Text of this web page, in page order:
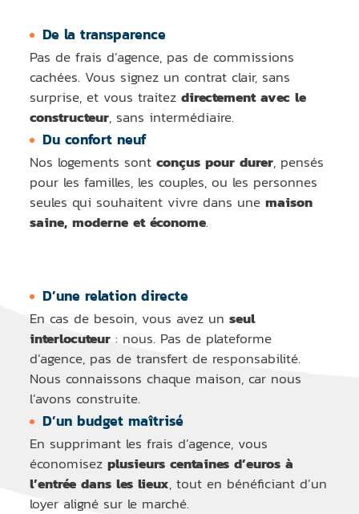
De la transparence
Pas de frais d’agence, pas de commissions
cachées. Vous signez un contrat clair, sans
surprise, et vous traitezdirectement avec le
constructeur, sans intermédiaire.
Du confort neuf
Nos logements sontconçus pour durer, pensés
pour les familles, les couples, ou les personnes
seules qui souhaitent vivre dans unemaison
saine, moderne et économe.
D’une relation directe
En cas de besoin, vous avez unseul
interlocuteur : nous. Pas de plateforme
d’agence, pas de transfert de responsabilité.
Nous connaissons chaque maison, car nous
l’avons construite.
D’un budget maîtrisé
En supprimant les frais d’agence, vous
économisezplusieurs centaines d’euros à
l’entrée dans les lieux, tout en bénéficiant d’un
loyer aligné sur le marché.